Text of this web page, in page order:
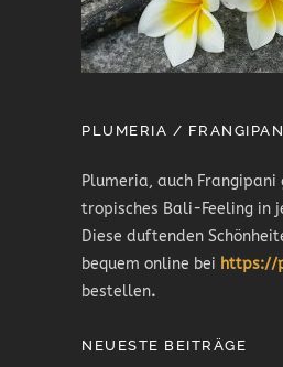
PLUMERIA /
Plumeria, auch
tropisches Bali-Feeling in
Diese duftenden
bequem online bei https://
bestellen.
NEUESTE BEITRÄGE